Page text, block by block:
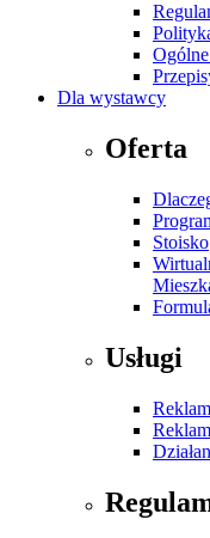
Dla wystawcy
Oferta
Stoisko
Usługi